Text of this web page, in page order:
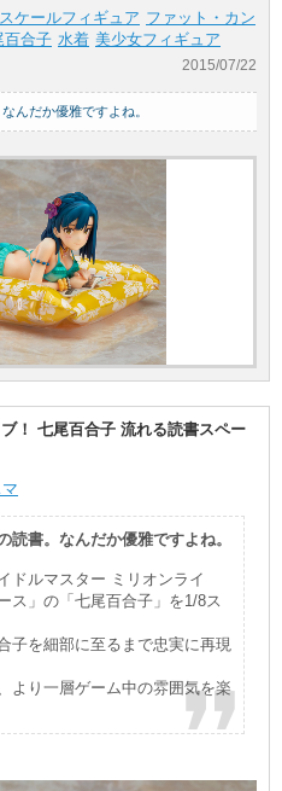
スケールフィギュア ファット・カン
百合子 水着 美少女フィギュア
2015/07/22
んだか優雅ですよね。
！ 七尾百合子 流れる読書スペー
書。なんだか優雅ですよね。
ドルマスター ミリオンライ
ス」の「七尾百合子」を1/8ス
子を細部に至るまで忠実に再現
より一層ゲーム中の雰囲気を楽